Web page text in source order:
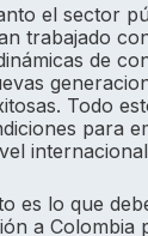
el sector
trabajado
de
Todo
para
es lo que
a Colombia